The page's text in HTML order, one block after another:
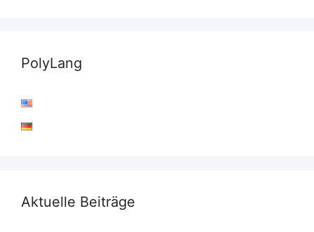
PolyLang
Aktuelle Beiträge